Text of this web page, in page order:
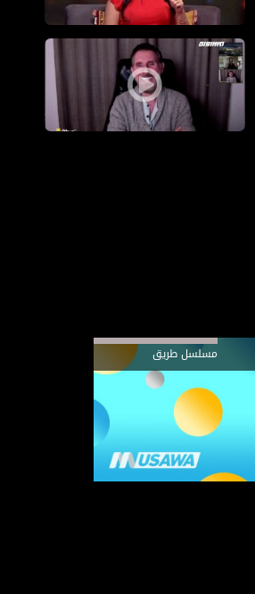
وتجيير إنجازاته لصالحها،العدد الحادي
أزمة كورونا والجانب الروحاني: رجال دين
العدد السادس،ستوديو البلد،مساواة
مسلسل طريق